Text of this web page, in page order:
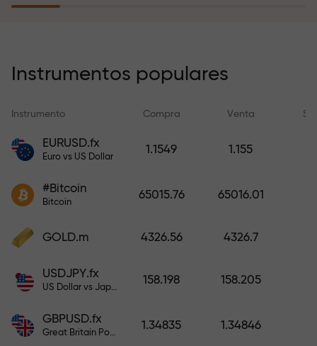
recargar su cuenta.
compensa sus pérdidas y
garantiza triplicar el beneficio
tranquilidad: su capital está
bono mil veces mayor que su
depósito, mayor será el
Instrumentos populares
Instrumento Compra Venta
EURUSD.fx
Euro vs US Dollar
1.1549 1.155
#Bitcoin
Bitcoin
65015.76 65016.01
GOLD.m 4326.56 4326.7
USDJPY.fx
US Dollar vs Japanese Yen
158.198 158.205
GBPUSD.fx
Great Britain Pound vs US Dollar
1.34835 1.34846